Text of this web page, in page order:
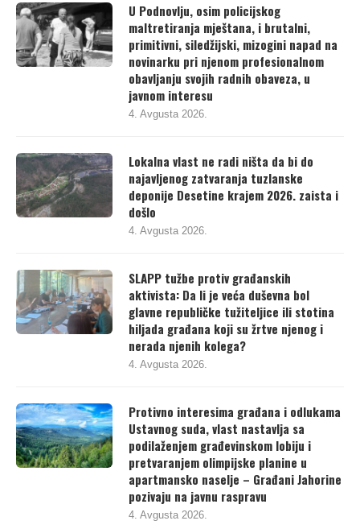
U Podnovlju, osim policijskog
maltretiranja mještana, i brutalni,
primitivni, siledžijski, mizogini napad na
novinarku pri njenom profesionalnom
obavljanju svojih radnih obaveza, u
javnom interesu
4. Avgusta 2026.
Lokalna vlast ne radi ništa da bi do
najavljenog zatvaranja tuzlanske
deponije Desetine krajem 2026. zaista i
došlo
4. Avgusta 2026.
SLAPP tužbe protiv građanskih
aktivista: Da li je veća duševna bol
glavne republičke tužiteljice ili stotina
hiljada građana koji su žrtve njenog i
nerada njenih kolega?
4. Avgusta 2026.
Protivno interesima građana i odlukama
Ustavnog suda, vlast nastavlja sa
podilaženjem građevinskom lobiju i
pretvaranjem olimpijske planine u
apartmansko naselje – Građani Jahorine
pozivaju na javnu raspravu
4. Avgusta 2026.